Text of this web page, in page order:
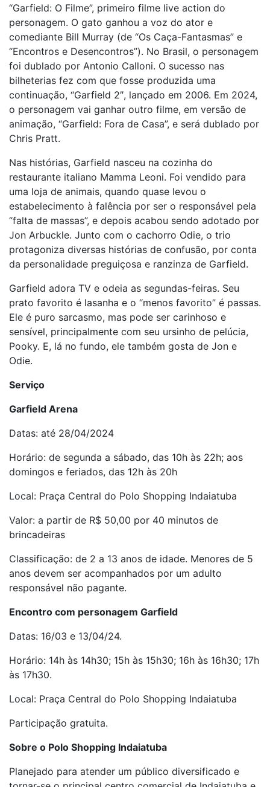
“Garfield: O Filme”, primeiro filme live action do
personagem. O gato ganhou a voz do ator e
comediante Bill Murray (de “Os Caça-Fantasmas” e
“Encontros e Desencontros”). No Brasil, o personagem
foi dublado por Antonio Calloni. O sucesso nas
bilheterias fez com que fosse produzida uma
continuação, “Garfield 2″, lançado em 2006. Em 2024,
o personagem vai ganhar outro filme, em versão de
animação, “Garfield: Fora de Casa”, e será dublado por
Chris Pratt.
Nas histórias, Garfield nasceu na cozinha do
restaurante italiano Mamma Leoni. Foi vendido para
uma loja de animais, quando quase levou o
estabelecimento à falência por ser o responsável pela
“falta de massas”, e depois acabou sendo adotado por
Jon Arbuckle. Junto com o cachorro Odie, o trio
protagoniza diversas histórias de confusão, por conta
da personalidade preguiçosa e ranzinza de Garfield.
Garfield adora TV e odeia as segundas-feiras. Seu
prato favorito é lasanha e o “menos favorito” é passas.
Ele é puro sarcasmo, mas pode ser carinhoso e
sensível, principalmente com seu ursinho de pelúcia,
Pooky. E, lá no fundo, ele também gosta de Jon e
Odie.
Serviço
Garfield Arena
Datas: até 28/04/2024
Horário: de segunda a sábado, das 10h às 22h; aos
domingos e feriados, das 12h às 20h
Local: Praça Central do Polo Shopping Indaiatuba
Valor: a partir de R$ 50,00 por 40 minutos de
brincadeiras
Classificação: de 2 a 13 anos de idade. Menores de 5
anos devem ser acompanhados por um adulto
responsável não pagante.
Encontro com personagem Garfield
Datas: 16/03 e 13/04/24.
Horário: 14h às 14h30; 15h às 15h30; 16h às 16h30; 17h
às 17h30.
Local: Praça Central do Polo Shopping Indaiatuba
Participação gratuita.
Sobre o Polo Shopping Indaiatuba
Planejado para atender um público diversificado e